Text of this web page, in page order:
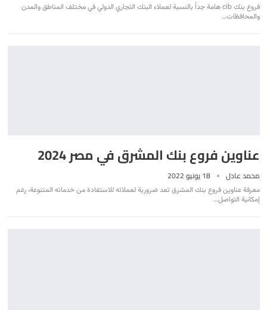
فروع بنك cib هامة جداً بالنسبة لعملاء البنك التجاري الدولي في مختلف المناطق والمدن
والمحافظات…
عناوين فروع بنك المشرق في مصر 2024
محمد عادل 18 يونيو 2022
معرفة عناوين فروع بنك المشرق تعد ضرورية لعملائه للاستفادة من خدماته المتنوعة، رغم
إمكانية التواصل…